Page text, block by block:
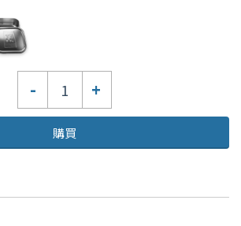
- +
購買